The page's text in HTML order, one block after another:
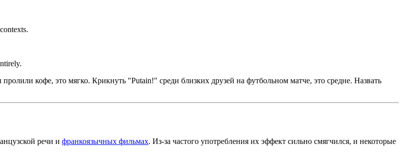
кофе, это мягко. Крикнуть "Putain!" среди близких друзей на футбольном матче, это средне. Назвать
речи и франкоязычных фильмах. Из-за частого употребления их эффект сильно смягчился, и некоторые